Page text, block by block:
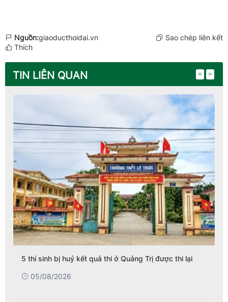
Nguồn:giaoducthoidai.vn
Sao chép liên kết
Thích
TIN LIÊN QUAN
thi lại
Sở GD&ĐT TPHCM lấy ý kiến dự thảo các